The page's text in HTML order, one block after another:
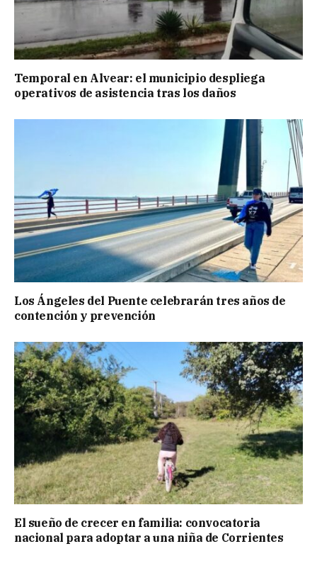
Temporal en Alvear: el municipio despliega
operativos de asistencia tras los daños
Los Ángeles del Puente celebrarán tres años de
contención y prevención
El sueño de crecer en familia: convocatoria
nacional para adoptar a una niña de Corrientes